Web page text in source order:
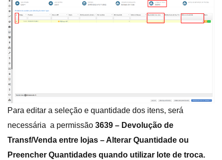
Para editar a seleção e quantidade dos itens, será
necessária a permissão 3639 – Devolução de
Transf/Venda entre lojas – Alterar Quantidade ou
Preencher Quantidades quando utilizar lote de troca.